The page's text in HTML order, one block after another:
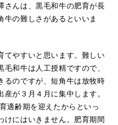
さんは、黒毛和牛の肥育が長
牛の難しさがあるといいま
やすいと思います。難しい
和牛は人工授精ですので、
るのですが、短角牛は放牧時
が３月４月に集中します。
適齢期を迎えたからといっ
けにはいきません。肥育期間